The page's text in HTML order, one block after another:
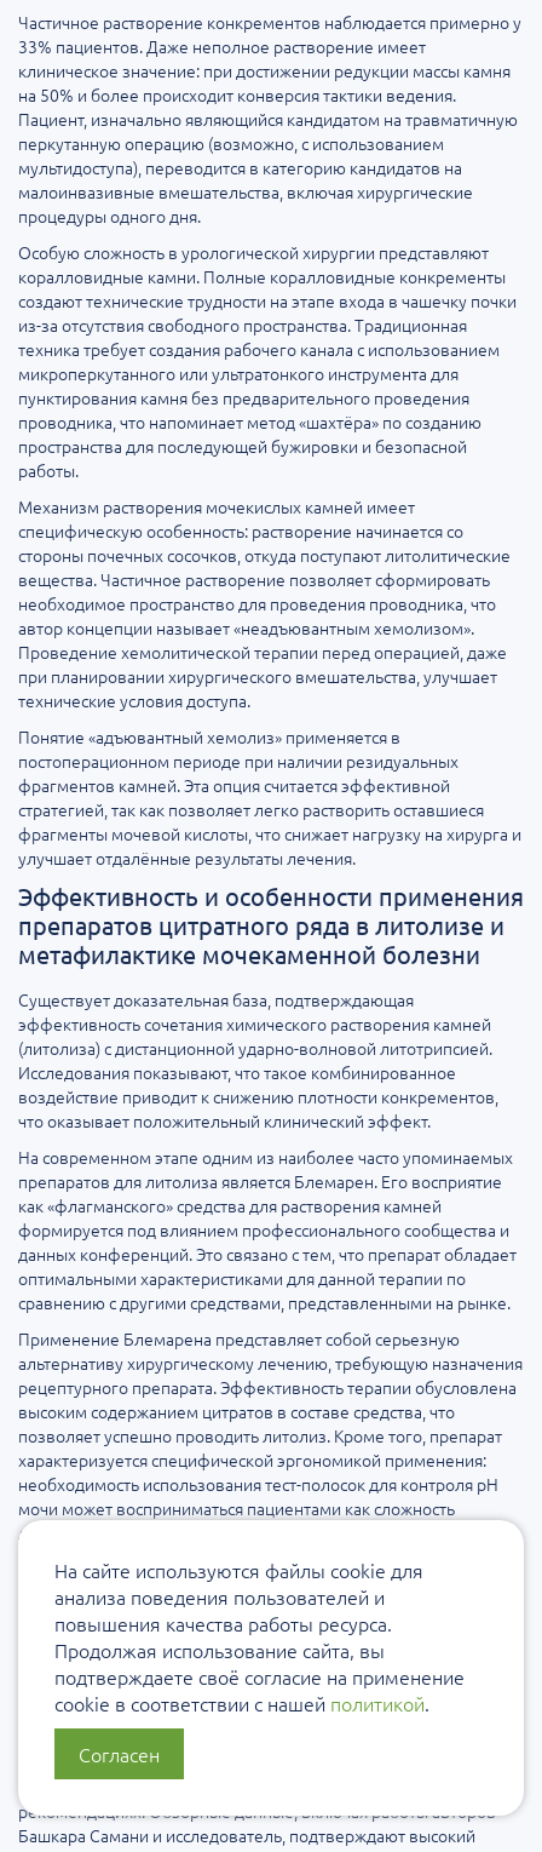
Частичное растворение конкрементов наблюдается примерно у
33% пациентов. Даже неполное растворение имеет
клиническое значение: при достижении редукции массы камня
на 50% и более происходит конверсия тактики ведения.
Пациент, изначально являющийся кандидатом на травматичную
перкутанную операцию (возможно, с использованием
мультидоступа), переводится в категорию кандидатов на
малоинвазивные вмешательства, включая хирургические
процедуры одного дня.
Особую сложность в урологической хирургии представляют
коралловидные камни. Полные коралловидные конкременты
создают технические трудности на этапе входа в чашечку почки
из-за отсутствия свободного пространства. Традиционная
техника требует создания рабочего канала с использованием
микроперкутанного или ультратонкого инструмента для
пунктирования камня без предварительного проведения
проводника, что напоминает метод «шахтёра» по созданию
пространства для последующей бужировки и безопасной
работы.
Механизм растворения мочекислых камней имеет
специфическую особенность: растворение начинается со
стороны почечных сосочков, откуда поступают литолитические
вещества. Частичное растворение позволяет сформировать
необходимое пространство для проведения проводника, что
автор концепции называет «неадъювантным хемолизом».
Проведение хемолитической терапии перед операцией, даже
при планировании хирургического вмешательства, улучшает
технические условия доступа.
Понятие «адъювантный хемолиз» применяется в
постоперационном периоде при наличии резидуальных
фрагментов камней. Эта опция считается эффективной
стратегией, так как позволяет легко растворить оставшиеся
фрагменты мочевой кислоты, что снижает нагрузку на хирурга и
улучшает отдалённые результаты лечения.
Эффективность и особенности применения
препаратов цитратного ряда в литолизе и
метафилактике мочекаменной болезни
Существует доказательная база, подтверждающая
эффективность сочетания химического растворения камней
(литолиза) с дистанционной ударно-волновой литотрипсией.
Исследования показывают, что такое комбинированное
воздействие приводит к снижению плотности конкрементов,
что оказывает положительный клинический эффект.
На современном этапе одним из наиболее часто упоминаемых
препаратов для литолиза является Блемарен. Его восприятие
как «флагманского» средства для растворения камней
формируется под влиянием профессионального сообщества и
данных конференций. Это связано с тем, что препарат обладает
оптимальными характеристиками для данной терапии по
сравнению с другими средствами, представленными на рынке.
Применение Блемарена представляет собой серьезную
альтернативу хирургическому лечению, требующую назначения
рецептурного препарата. Эффективность терапии обусловлена
высоким содержанием цитратов в составе средства, что
позволяет успешно проводить литолиз. Кроме того, препарат
характеризуется специфической эргономикой применения:
необходимость использования тест-полосок для контроля pH
мочи может восприниматься пациентами как сложность
лечения. Однако именно этот контроль является ключевым
как проведение литолиза и метафилактики без мониторинга
кислотности мочи неэффективно. Другие цитратные препараты
также требуют аналогичного контроля, но Блемарен в своей
форме изначально закладывает необходимость данного
мониторинга.
В области метафилактики кальциеоксалатных камней
доказана. Цитраты замедляют и останавливают рост
кальциевых конкрементов, что отражено в клинических
рекомендациях. Обзорные данные, включая работы авторов
Башкара Самани и исследователь, подтверждают высокий
На сайте используются файлы cookie для
анализа поведения пользователей и
повышения качества работы ресурса.
Продолжая использование сайта, вы
подтверждаете своё согласие на применение
cookie в соответствии с нашей политикой.
Согласен